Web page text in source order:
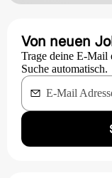
Von neuen
Trage deine E-Mail
Suche automatisch.
E-Mail